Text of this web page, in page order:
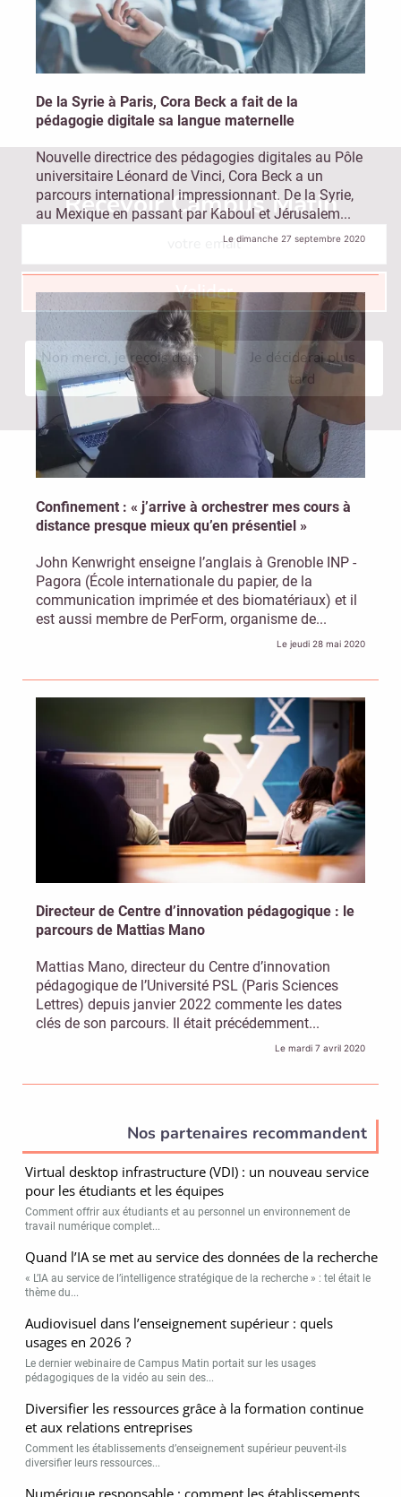
De la Syrie à Paris, Cora Beck a fait de la
pédagogie digitale sa langue maternelle
Nouvelle directrice des pédagogies digitales au Pôle
universitaire Léonard de Vinci, Cora Beck a un
parcours international impressionnant. De la Syrie,
au Mexique en passant par Kaboul et Jérusalem...
Le dimanche 27 septembre 2020
Confinement : « j’arrive à orchestrer mes cours à
distance presque mieux qu’en présentiel »
John Kenwright enseigne l’anglais à Grenoble INP -
Pagora (École internationale du papier, de la
communication imprimée et des biomatériaux) et il
est aussi membre de PerForm, organisme de...
Le jeudi 28 mai 2020
Directeur de Centre d’innovation pédagogique : le
parcours de Mattias Mano
Mattias Mano, directeur du Centre d’innovation
pédagogique de l’Université PSL (Paris Sciences
Lettres) depuis janvier 2022 commente les dates
clés de son parcours. Il était précédemment...
Le mardi 7 avril 2020
Nos partenaires recommandent
Virtual desktop infrastructure (VDI) : un nouveau service
pour les étudiants et les équipes
Comment offrir aux étudiants et au personnel un environnement de
travail numérique complet...
Quand l’IA se met au service des données de la recherche
« L’IA au service de l’intelligence stratégique de la recherche » : tel était le
thème du...
Audiovisuel dans l’enseignement supérieur : quels
usages en 2026 ?
Le dernier webinaire de Campus Matin portait sur les usages
pédagogiques de la vidéo au sein des...
Diversifier les ressources grâce à la formation continue
et aux relations entreprises
Comment les établissements d’enseignement supérieur peuvent-ils
diversifier leurs ressources...
Numérique responsable : comment les établissements
Recevoir Campus Matin
Valider
Non merci, je reçois déjà
!
Je déciderai plus
tard